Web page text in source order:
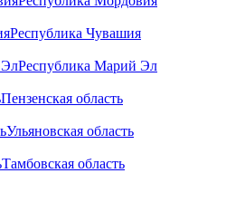
Республика Чувашия
Республика Марий Эл
Пензенская область
Ульяновская область
Тамбовская область